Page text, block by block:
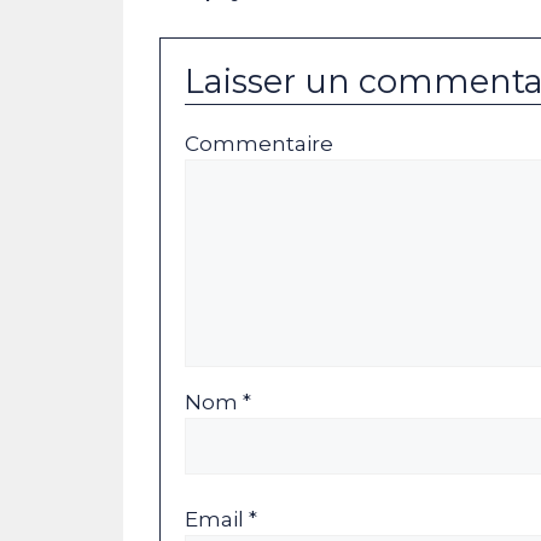
Laisser un
Commentaire
Nom *
Email *